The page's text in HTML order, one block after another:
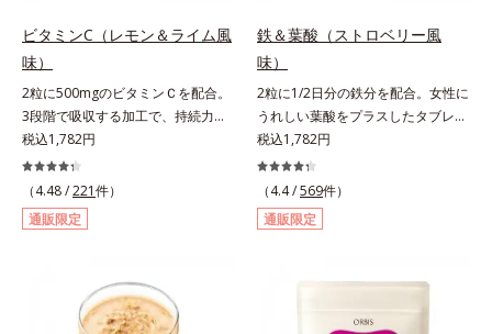
ビタミンC（レモン＆ライム風
味）
2粒に500mgのビタミンＣを配合。
3段階で吸収する加工で、持続力が
ぐんとアップ。ビタミンC（レモン
＆ライム風味）は、栄養機能食品で
すビタミンCは、皮膚や粘膜の健康
維持を助けるとともに、抗酸化作用
を持つ栄養素です。2粒にレモン約
ました。3段階でゆっくり吸収する
加工で、持続力を高めています。程
よい酸味で食べやすい、レモン＆ラ
税込1,782円
（4.48 /221件）
通販限定
鉄＆葉酸（ストロベリー風
味）
2粒に1/2日分の鉄分を配合。女性に
うれしい葉酸をプラスしたタブレッ
トタイプ。2粒にプルーン約50個分
（*1）もの鉄分を配合し、さらに女
性周期をサポートする葉酸をプラス
しました。甘酸っぱくて続けやす
い、ストロベリー風味です。*1 :
2010」より、プルーン（乾）1個
税込1,782円
（4.4 /569件）
通販限定